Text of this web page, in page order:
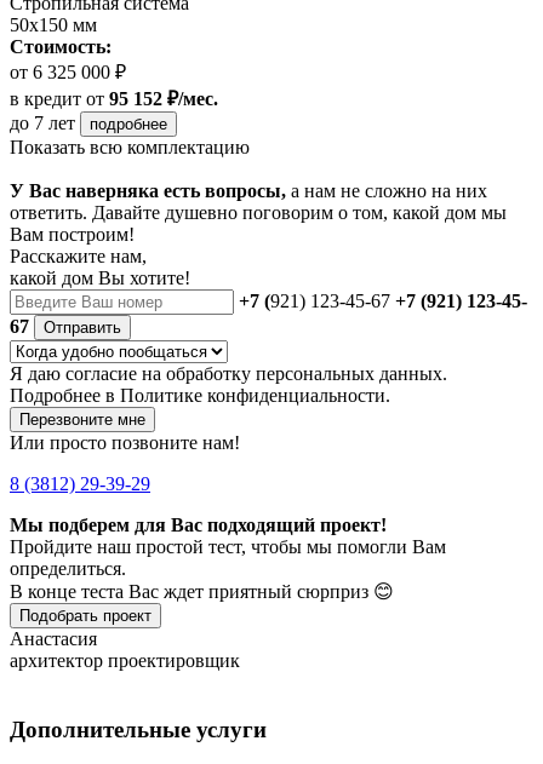
50х150 мм
Стоимость:
от 6 325 000 ₽
в кредит от 95 152 ₽/мес.
до 7 лет
подробнее
Показать всю комплектацию
У Вас наверняка есть вопросы, а нам не сложно на них
ответить. Давайте душевно поговорим о том, какой дом мы
Вам построим!
Расскажите нам,
какой дом Вы хотите!
+7 (921) 123-45-67 +7 (921) 123-45-
67
Отправить
Я даю согласие на обработку персональных данных.
Подробнее в Политике конфиденциальности.
Перезвоните мне
Или просто позвоните нам!
8 (3812) 29-39-29
Мы подберем для Вас подходящий проект!
Пройдите наш простой тест, чтобы мы помогли Вам
определиться.
В конце теста Вас ждет приятный сюрприз 😊
Подобрать проект
Анастасия
архитектор проектировщик
Дополнительные услуги